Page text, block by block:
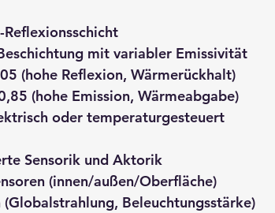
mit variabler Emissivität
(hohe Reflexion, Wärmerückhalt)
(hohe Emission, Wärmeabgabe)
oder temperaturgesteuert
Sensorik und Aktorik
(innen/außen/Oberfläche)
(Globalstrahlung, Beleuchtungsstärke)